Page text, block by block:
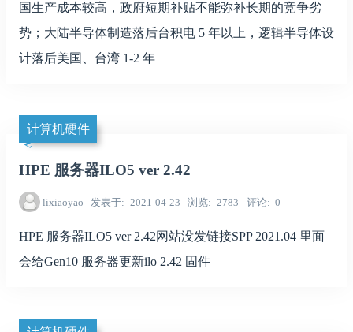
国生产成本较高，政府短期补贴不能弥补长期的竞争劣
势；大陆半导体制造落后台积电 5 年以上，逻辑半导体设
计落后美国、台湾 1-2 年
计算机硬件
HPE 服务器ILO5 ver 2.42
lixiaoyao 发表于 2021-04-23 浏览 2783 评论 0
HPE 服务器ILO5 ver 2.42网站没发链接SPP 2021.04 里面
会给Gen10 服务器更新ilo 2.42 固件